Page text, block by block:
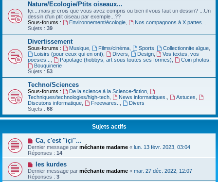
Nature/Ecologie/Ptits oiseaux...
Içi....mais je crois que vous avez compris ou bien il vous faut un dessin? ...Un
dessin d'un ptit oiseau par exemple...??
Sous-forums :
Environnement/écologie,
Nos compagnons à X pattes...
Sujets : 39
Divertissement
Sous-forums : Musique, Films/cinéma, Sports Collectionnite aïgue
Loisirs (pour ceux qui en ont)
Divers Design,
Vos textes, vos
poesies...
Papotage (hobbys, art sous toutes ses formes) Coin photos
Bouquinerie
Sujets : 53
Techno/Sciences
Sous-forums : De la science à la Science-fiction,
Techniques/technologies/high-tech
News informatiques. Astuces
Discutons informatique
Freewares..
Divers
Sujets : 68
Sujets actifs
Ca, c'est "içi"...
Dernier message par méchante madame « lun. 13 févr. 2023, 03:04
Réponses : 14
les kurdes
Dernier message par méchante madame « mar. 27 déc. 2022, 12:07
Réponses : 3